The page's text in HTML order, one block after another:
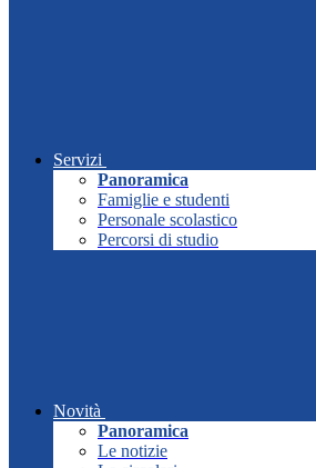
Servizi
Panoramica
Famiglie e studenti
Personale scolastico
Percorsi di studio
Novità
Panoramica
Le notizie